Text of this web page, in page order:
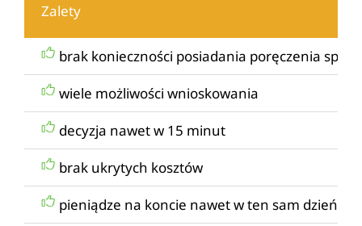
Zalety
brak konieczności posiadania poręczenia
wiele możliwości wnioskowania
decyzja nawet w 15 minut
brak ukrytych kosztów
pieniądze na koncie nawet w ten sam dzień